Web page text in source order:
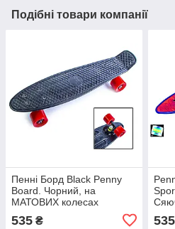
Подібні товари компанії
Пенні Борд Black Penny
Board. Чорний, на
МАТОВИХ колесах
535 ₴ 535